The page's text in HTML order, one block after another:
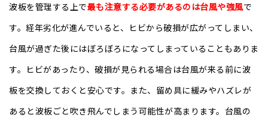
波板を管理する上で最も注意する必要があるのは台風や強風で
す。経年劣化が進んでいると、ヒビから破損が広がってしまい、
台風が過ぎた後にはぼろぼろになってしまっていることもありま
す。ヒビがあったり、破損が見られる場合は台風が来る前に波
板を交換しておくと安心です。また、留め具に緩みやハズレが
あると波板ごと吹き飛んでしまう可能性が高まります。台風の